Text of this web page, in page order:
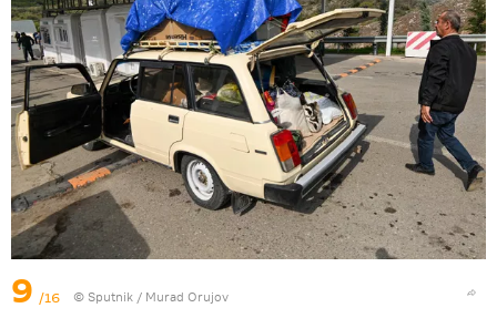
9 /16 © Sputnik / Murad Orujov